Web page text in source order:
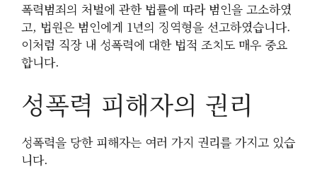
폭력범죄의 처벌에 관한 법률에 따라 범인을 고소하였
고, 법원은 범인에게 1년의 징역형을 선고하였습니다.
이처럼 직장 내 성폭력에 대한 법적 조치도 매우 중요
합니다.
성폭력 피해자의 권리
성폭력을 당한 피해자는 여러 가지 권리를 가지고 있습
니다.